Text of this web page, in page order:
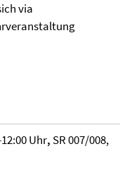
via
Uhr, SR 007/008,